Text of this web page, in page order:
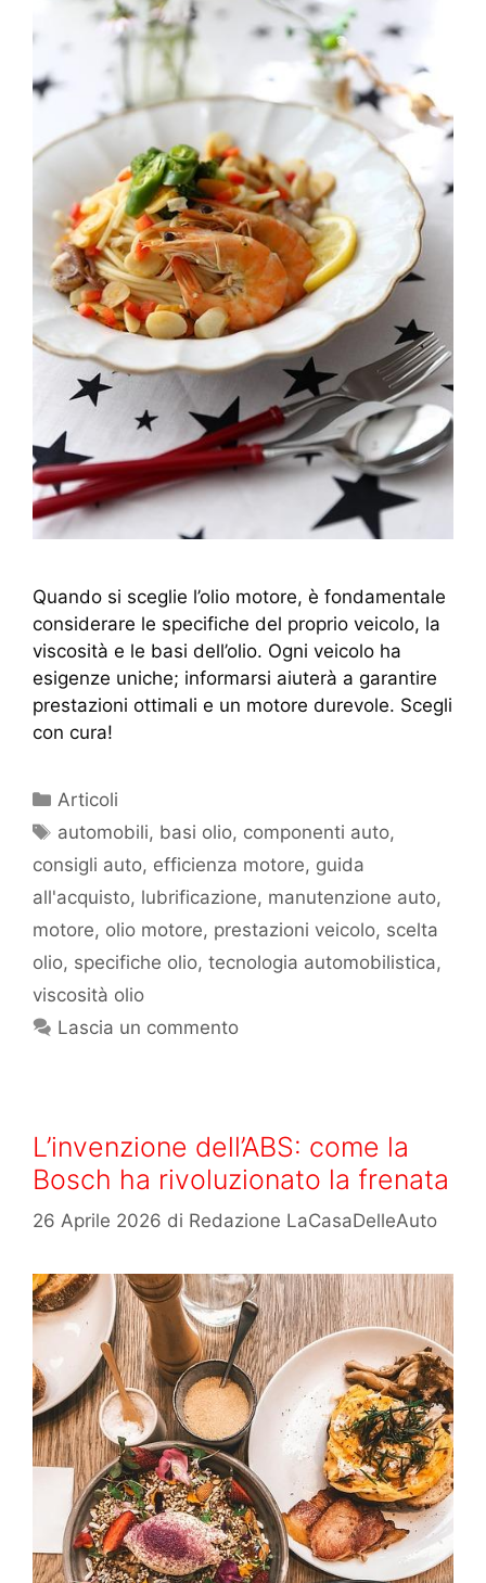
Quando si sceglie l’olio motore, è fondamentale
considerare le specifiche del proprio veicolo, la
viscosità e le basi dell’olio. Ogni veicolo ha
esigenze uniche; informarsi aiuterà a garantire
prestazioni ottimali e un motore durevole. Scegli
con cura!
Articoli
automobili, basi olio, componenti auto,
consigli auto, efficienza motore, guida
all'acquisto, lubrificazione, manutenzione auto,
motore, olio motore, prestazioni veicolo, scelta
olio, specifiche olio, tecnologia automobilistica,
viscosità olio
Lascia un commento
L’invenzione dell’ABS: come la
Bosch ha rivoluzionato la frenata
26 Aprile 2026 di Redazione LaCasaDelleAuto